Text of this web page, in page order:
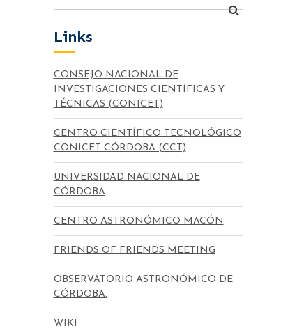
Links
CONSEJO NACIONAL DE
INVESTIGACIONES CIENTÍFICAS Y
TÉCNICAS (CONICET)
CENTRO CIENTÍFICO TECNOLÓGICO
CONICET CÓRDOBA (CCT)
UNIVERSIDAD NACIONAL DE
CÓRDOBA
CENTRO ASTRONÓMICO MACÓN
FRIENDS OF FRIENDS MEETING
OBSERVATORIO ASTRONÓMICO DE
CÓRDOBA.
WIKI